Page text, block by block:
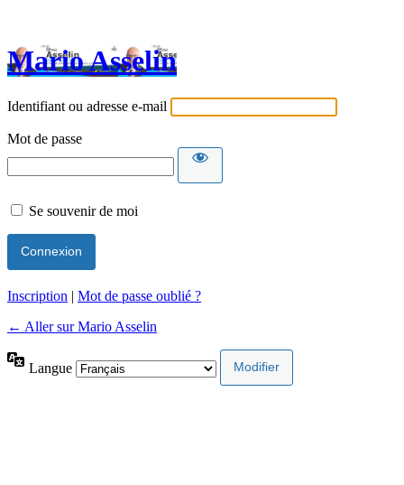
Mario Asselin
Identifiant ou adresse e-mail
Mot de passe
Se souvenir de moi
Inscription | Mot de passe oublié ?
← Aller sur Mario Asselin
Langue